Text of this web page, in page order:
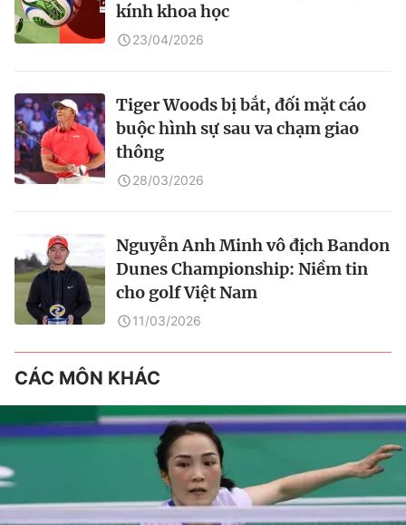
kính khoa học
23/04/2026
Tiger Woods bị bắt, đối mặt cáo
buộc hình sự sau va chạm giao
thông
28/03/2026
Nguyễn Anh Minh vô địch Bandon
Dunes Championship: Niềm tin
cho golf Việt Nam
11/03/2026
CÁC MÔN KHÁC